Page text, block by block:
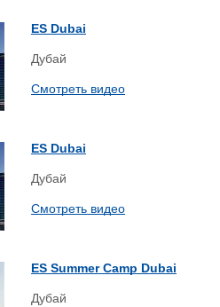
ES Dubai
Дубай
Смотреть видео
ES Dubai
Дубай
Смотреть видео
ES Summer Camp Dubai
Дубай